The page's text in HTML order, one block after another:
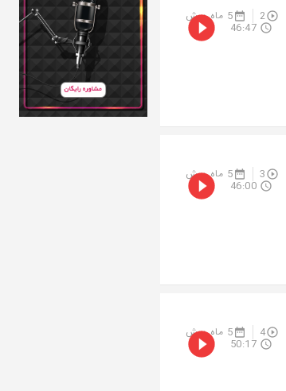
2 5 ماه پیش
46:47
3 5 ماه پیش
46:00
4 5 ماه پیش
50:17